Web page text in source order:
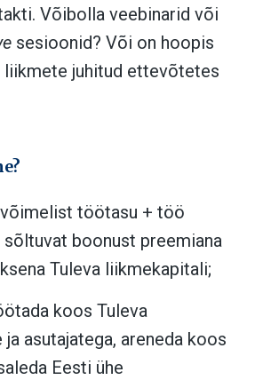
Võibolla veebinarid või
sesioonid? Või on hoopis
liikmete juhitud ettevõtetes
töötasu + töö
boonust preemiana
Tuleva liikmekapitali;
koos Tuleva
asutajatega, areneda koos
Eesti ühe